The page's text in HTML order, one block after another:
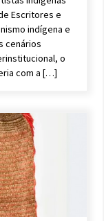
Escritores e
indígena e
cenários
o
com a […]